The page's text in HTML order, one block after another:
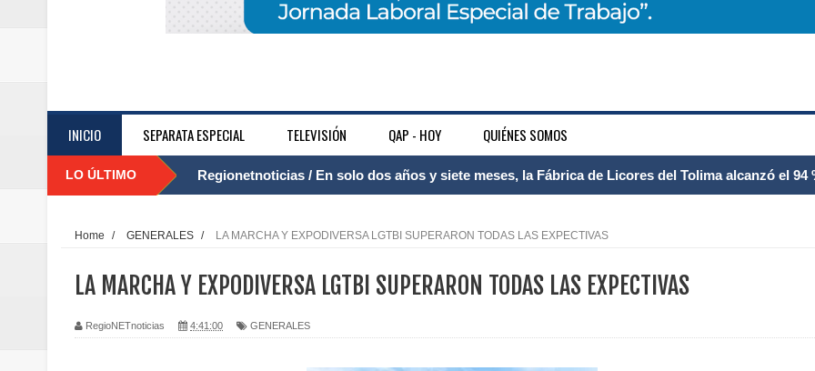
INICIO SEPARATA ESPECIAL TELEVISIÓN QAP - HOY QUIÉNES SOMOS
LO ÚLTIMO Regionetnoticias / El Aeropuerto Internacional Matecaña fortalece su conectividad con una
Regionetnoticias / Caldas fortalece el Mecanismo Articulador Departamental para el abordaje de
basadas en género
Home / GENERALES / LA MARCHA Y EXPODIVERSA LGTBI SUPERARON TODAS LAS EXPECTIVAS
LA MARCHA Y EXPODIVERSA LGTBI SUPERARON TODAS LAS EXPECTIVAS
RegioNETnoticias 4:41:00 GENERALES